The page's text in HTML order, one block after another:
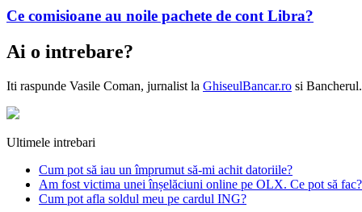
Ce comisioane au noile pachete de cont Libra?
Ai o intrebare?
Iti raspunde Vasile Coman, jurnalist la GhiseulBancar.ro si
Ultimele intrebari
Cum pot să iau un împrumut să-mi achit datoriile?
Am fost victima unei înșelăciuni online pe OLX. Ce pot să fac?
Cum pot afla soldul meu pe cardul ING?